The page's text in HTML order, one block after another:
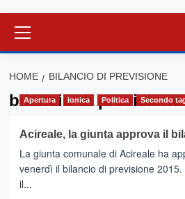
principale
HOME BILANCIO DI PREVISIONE
bilancio di previsione
Apertura Ionica Politica Secondo
Acireale, la giunta approva il
La giunta comunale di Acireale ha
venerdì il bilancio di previsione
il...